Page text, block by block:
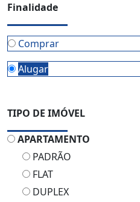
Finalidade
Comprar
Alugar
TIPO DE IMÓVEL
APARTAMENTO
PADRÃO
FLAT
DUPLEX